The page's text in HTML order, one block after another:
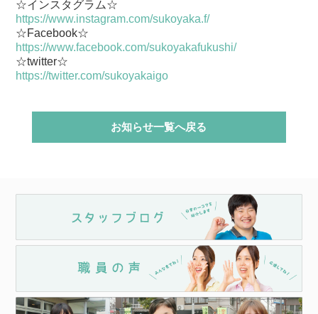
☆インスタグラム☆
https://www.instagram.com/sukoyaka.f/
☆Facebook☆
https://www.facebook.com/sukoyakafukushi/
☆twitter☆
https://twitter.com/sukoyakaigo
お知らせ一覧へ戻る